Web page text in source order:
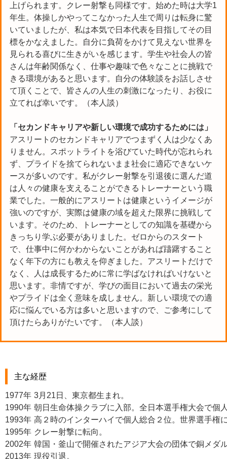
上げられます。クレー射撃も同様です。始めた時は大学1
年生。体操しかやってこなかった人生で周りは転身に驚
いていましたが、私は本気で日本代表を目指してその目
標をかなえました。自分に負荷をかけて見えない世界を
見られる喜びに生きがいを感じます。学生や社会人の皆
さんは年齢関係なく、仕事や趣味で色々なことに挑戦で
きる環境があると思います。自分の体験談をお話しさせ
て頂くことで、皆さんの人生の刺激になったり、お役に
立てれば幸いです。（本人談）
「セカンドキャリアや新しい環境で成功するためには」
アスリートのセカンドキャリアでつまずく人は少なくあ
りません。スポットライトを浴びていた時代が忘れられ
ず、プライドを捨てられないまま社会に適応できないケ
ースが多いのです。私がクレー射撃を引退後に選んだ道
は人々の健康を支えることができるトレーナーという職
業でした。一般的にアスリートは健康というイメージが
強いのですが、実際は健康の域を超えた限界に挑戦して
います。そのため、トレーナーとしての知識を基礎から
きっちり学ぶ必要がありました。ゼロからのスタート
で、仕事中に何かわからないことがあれば躊躇すること
なく年下の方にも教えを仰ぎました。アスリートだけで
なく、人は成長するために常に学ばなければいけないと
思います。非情ですが、学びの面目において過去の栄光
やプライドは全く意味を成しません。新しい環境での適
応に悩んでいる方は多いと思いますので、ご参考にして
頂けたらありがたいです。（本人談）
主な経歴
1977年 3月21日、東京都生まれ。
1990年 朝日生命体操クラブに入部。全日本選手権大会で個
1993年 高２時のインターハイで個人総合２位。世界選手権
1995年 クレー射撃に転向。
2002年 韓国・釜山で開催されたアジア大会の団体で銅メダ
2013年 現役引退。